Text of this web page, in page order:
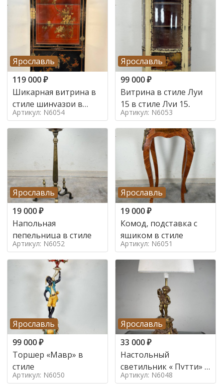
Ярославль
119 000₽
Шикарная витрина в
стиле шинуазри в
стиле шинуазри,
Артикул: N6054
Ярославль
99 000₽
Витрина в стиле Луи
15 в стиле Луи 15,
Артикул: N6053
Ярославль
19 000₽
Напольная
пепельница в стиле
Артикул: N6052
Ярославль
19 000₽
Комод, подставка с
ящиком в стиле
Артикул: N6051
Ярославль
99 000₽
Торшер «Мавр» в
стиле
Артикул: N6050
Ярославль
33 000₽
Настольный
светильник « Путти» в
стиле
Артикул: N6048